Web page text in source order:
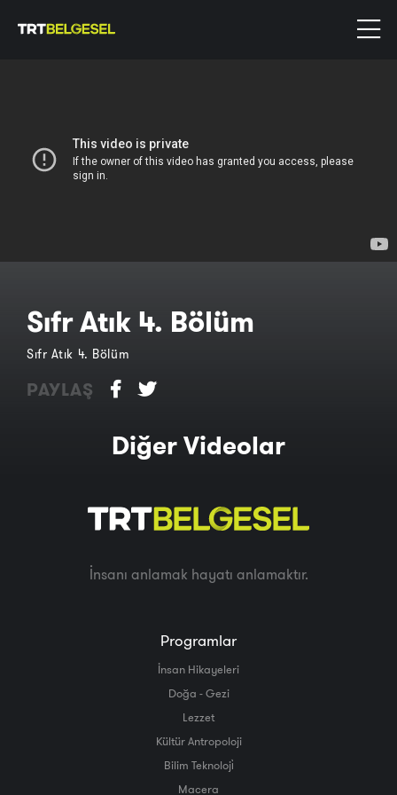
Sıfr Atık 4. Bölüm
Sıfr Atık 4. Bölüm
PAYLAŞ
Diğer Videolar
İnsanı anlamak hayatı anlamaktır.
Programlar
İnsan Hikayeleri
Doğa - Gezi
Lezzet
Kültür Antropoloji
Bilim Teknoloji̇
Macera